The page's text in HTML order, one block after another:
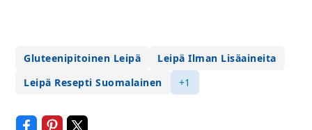
Gluteenipitoinen Leipä
Leipä Ilman Lisäaineita
Leipä Resepti Suomalainen
+1